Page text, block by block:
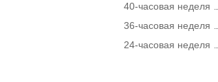
40-часовая неделя
36-часовая неделя
24-часовая неделя